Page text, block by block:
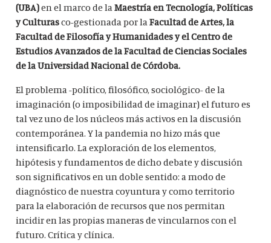
(UBA)en el marco de laMaestría en Tecnología, Políticas
y Culturasco-gestionada por laFacultad de Artes, la
Facultad de Filosofía y Humanidades y el Centro de
Estudios Avanzados de la Facultad de Ciencias Sociales
de la Universidad Nacional de Córdoba.
El problema -político, filosófico, sociológico- de la
imaginación (o imposibilidad de imaginar) el futuro es
tal vez uno de los núcleos más activos en la discusión
contemporánea. Y la pandemia no hizo más que
intensificarlo. La exploración de los elementos,
hipótesis y fundamentos de dicho debate y discusión
son significativos en un doble sentido: a modo de
diagnóstico de nuestra coyuntura y como territorio
para la elaboración de recursos que nos permitan
incidir en las propias maneras de vincularnos con el
futuro. Crítica y clínica.